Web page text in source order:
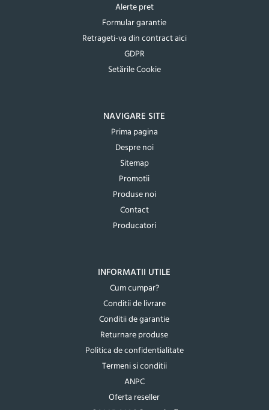
Alerte pret
Formular garantie
Retrageti-va din contract aici
GDPR
Setările Cookie
NAVIGARE SITE
Prima pagina
Despre noi
Sitemap
Promotii
Produse noi
Contact
Producatori
INFORMATII UTILE
Cum cumpar?
Conditii de livrare
Conditii de garantie
Returnare produse
Politica de confidentialitate
Termeni si conditii
ANPC
Oferta reseller